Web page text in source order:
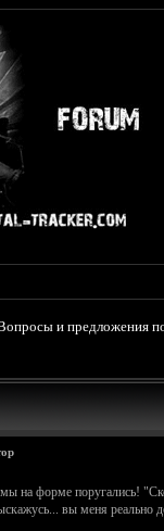
и предложения
на форме поругались!
вы меня реально